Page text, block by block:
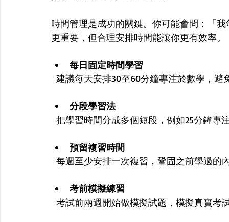
時間管理是成功的關鍵。你可能會問：「
更重要，但合理安排時間能讓你更有效率。
每日固定時間學習
建議每天安排30至60分鐘專注於數學，避
分段學習法
把學習時間分成多個短段，例如25分鐘
預留複習時間
每週至少安排一次複習，鞏固之前學過的
考前模擬練習
考試前兩週開始做模擬試題，模擬真實